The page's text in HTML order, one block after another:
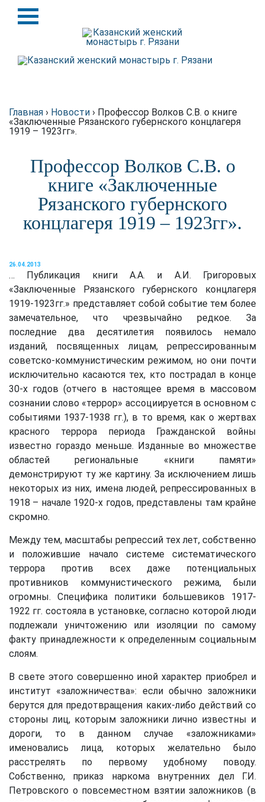
Назад
Духовенство
Подворье
Благотворителям
интернете
Назад
Крупицы духовной мудрости
Главная › Новости › Профессор Волков С.В. о книге
«Заключенные Рязанского губернского концлагеря
1919 – 1923гг».
Профессор Волков С.В. о
книге «Заключенные
Рязанского губернского
концлагеря 1919 – 1923гг».
26.04.2013
… Публикация книги А.А. и А.И. Григоровых
«Заключенные Рязанского губернского концлагеря
1919-1923гг.» представляет собой событие тем более
замечательное, что чрезвычайно редкое. За
последние два десятилетия появилось немало
изданий, посвященных лицам, репрессированным
советско-коммунистическим режимом, но они почти
исключительно касаются тех, кто пострадал в конце
30-х годов (отчего в настоящее время в массовом
сознании слово «террор» ассоциируется в основном с
событиями 1937-1938 гг.), в то время, как о жертвах
красного террора периода Гражданской войны
известно гораздо меньше. Изданные во множестве
областей региональные «книги памяти»
демонстрируют ту же картину. За исключением лишь
некоторых из них, имена людей, репрессированных в
1918 – начале 1920-х годов, представлены там крайне
скромно.
Между тем, масштабы репрессий тех лет, собственно
и положившие начало системе систематического
террора против всех даже потенциальных
противников коммунистического режима, были
огромны. Специфика политики большевиков 1917-
1922 гг. состояла в установке, согласно которой люди
подлежали уничтожению или изоляции по самому
факту принадлежности к определенным социальным
слоям.
В свете этого совершенно иной характер приобрел и
институт «заложничества»: если обычно заложники
берутся для предотвращения каких-либо действий со
стороны лиц, которым заложники лично известны и
дороги, то в данном случае «заложниками»
именовались лица, которых желательно было
расстрелять по первому удобному поводу.
Собственно, приказ наркома внутренних дел Г.И.
Петровского о повсеместном взятии заложников (в